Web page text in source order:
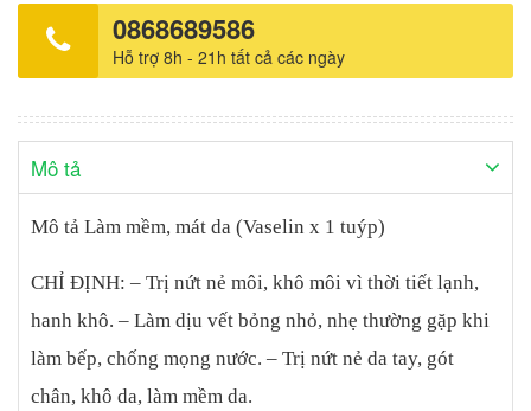
0868689586
Hỗ trợ 8h - 21h tất cả các ngày
Mô tả
Mô tả Làm mềm, mát da (Vaselin x 1 tuýp)
CHỈ ĐỊNH: – Trị nứt nẻ môi, khô môi vì thời tiết lạnh,
hanh khô. – Làm dịu vết bỏng nhỏ, nhẹ thường gặp khi
làm bếp, chống mọng nước. – Trị nứt nẻ da tay, gót
chân, khô da, làm mềm da.